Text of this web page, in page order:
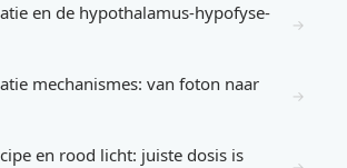
en de hypothalamus-hypofyse-
→
mechanismes: van foton naar
→
en rood licht: juiste dosis is